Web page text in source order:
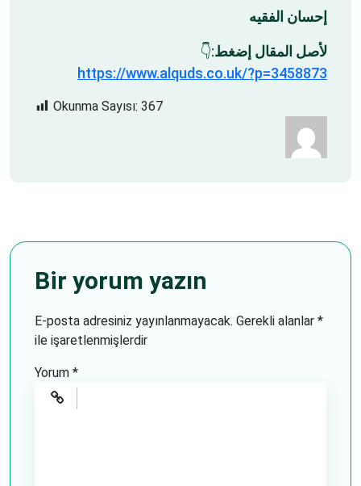
إحسان الفقيه
لأصل المقال إضغط:👇
https://www.alquds.co.uk/?p=3458873
Okunma Sayısı: 367
Bir yorum yazın
E-posta adresiniz yayınlanmayacak. Gerekli alanlar *
ile işaretlenmişlerdir
Yorum *